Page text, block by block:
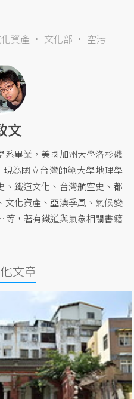
資產 文化部 空污
文
系畢業，美國加州大學洛杉磯
為國立台灣師範大學地理學
、鐵道文化、台灣航空史、都
文化資產、亞澳季風、氣候變
，著有鐵道與氣象相關書籍
文章